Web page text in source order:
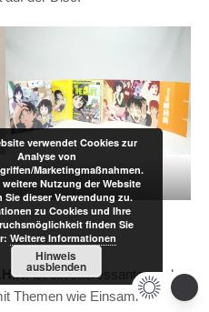
Inhalt der Box
. ist ein interessanter und
Themen wie Einsamkeit,
verwendet Cookies zur
Analyse von
Marketingmaßnahmen.
Nutzung der Website
Sie dieser Verwendung zu.
zu Cookies und Ihre
finden Sie
Weitere Informationen
Hinweis
ausblenden